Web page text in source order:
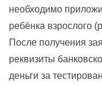
необходимо
ребёнка взрослого
После получения
реквизиты
деньги за